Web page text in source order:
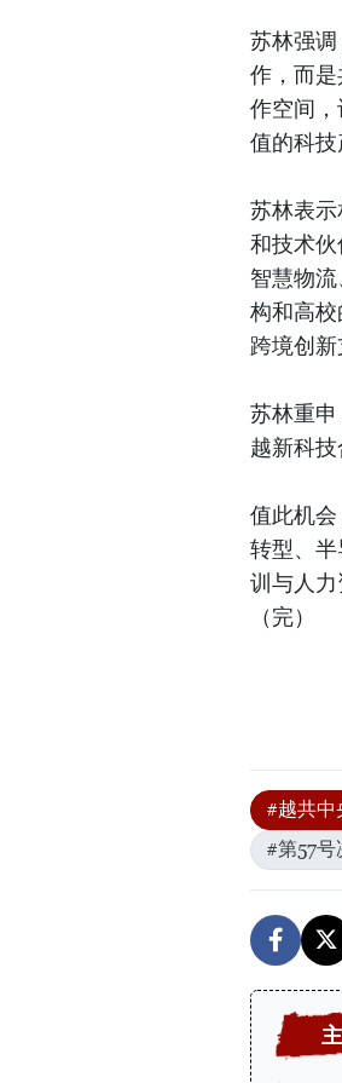
苏林强
作，而
作空间
值的科技
苏林表
和技术伙
智慧物
构和高
跨境创
苏林重
越新科技
值此机
转型、
训与人力
（完）
#越共中
#第57号